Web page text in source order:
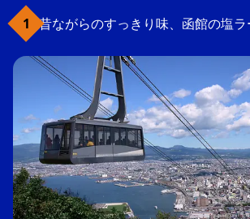
昔ながらのすっきり味、函館の塩ラ